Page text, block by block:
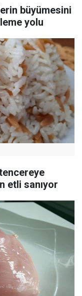
büyümesini
yolu
etli sanıyor